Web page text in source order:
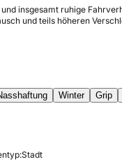
insgesamt ruhige
und teils höheren
Winter Grip
Stadt